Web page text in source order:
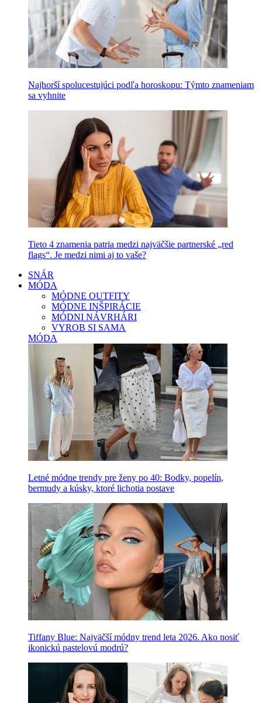
Najhorší spolucestujúci podľa horoskopu: Týmto znameniam
sa vyhnite
Tieto 4 znamenia patria medzi najväčšie partnerské „red
flags“. Je medzi nimi aj to vaše?
SNÁR
MÓDA
MÓDNE OUTFITY
MÓDNE INŠPIRÁCIE
MÓDNI NÁVRHÁRI
VYROB SI SAMA
MÓDA
Letné módne trendy pre ženy po 40: Bodky, popelín,
bermudy a kúsky, ktoré lichotia postave
Tiffany Blue: Najväčší módny trend leta 2026. Ako nosiť
ikonickú pastelovú modrú?